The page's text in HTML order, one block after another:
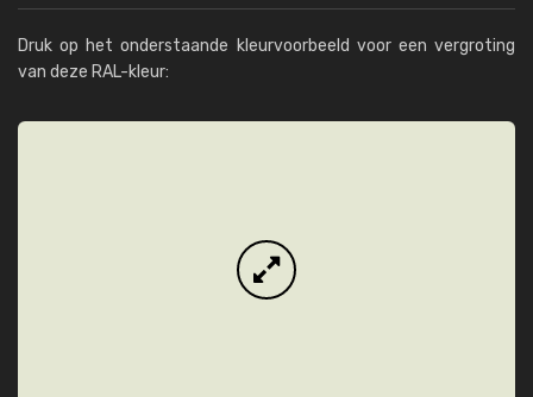
Druk op het onderstaande kleurvoorbeeld voor een vergroting
van deze RAL-kleur: